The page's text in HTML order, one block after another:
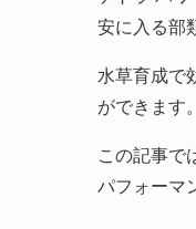
安に入る部
水草育成で
ができます
この記事で
パフォーマ